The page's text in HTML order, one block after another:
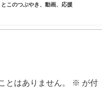
とこのつぶやき 、 動画、 応援
とはありません。 ※ が付